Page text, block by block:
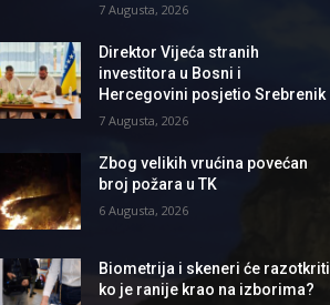
7 Augusta, 2026
Direktor Vijeća stranih
investitora u Bosni i
Hercegovini posjetio Srebrenik
7 Augusta, 2026
Zbog velikih vrućina povećan
broj požara u TK
6 Augusta, 2026
Biometrija i skeneri će razotkriti
ko je ranije krao na izborima?